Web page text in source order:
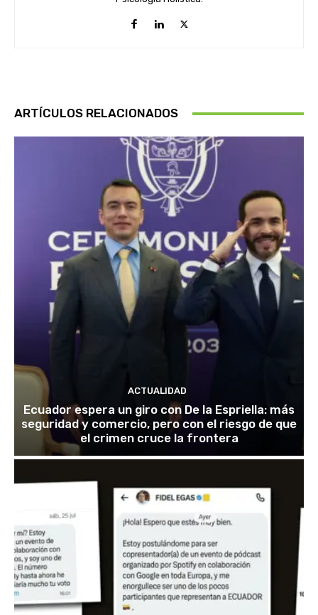
ARTÍCULOS RELACIONADOS
ACTUALIDAD
Ecuador espera un giro con De la Espriella: más
seguridad y comercio, pero con el riesgo de que
el crimen cruce la frontera